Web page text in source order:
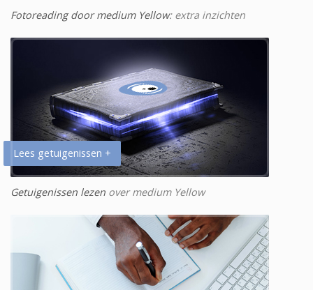
Fotoreading door medium Yellow: extra inzichten
Lees getuigenissen +
Getuigenissen lezen over medium Yellow